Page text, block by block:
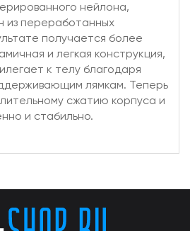
нейлона,
из переработанных
получается более
и легкая конструкция,
к телу благодаря
лямкам. Теперь
сжатию корпуса и
и стабильно.